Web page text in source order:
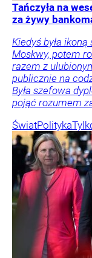
Tańczyła na
za żywy
Kiedyś była
Moskwy, potem
razem z
publicznie na
Była szefowa
pojąć rozumem
ŚwiatPolityka